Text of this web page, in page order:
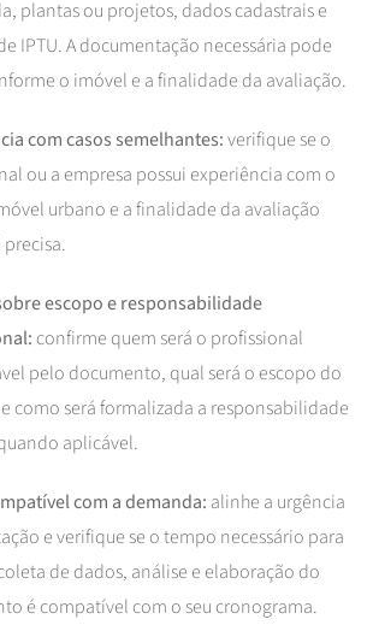
plantas ou projetos, dados cadastrais e
IPTU. A documentação necessária pode
o imóvel e a finalidade da avaliação.
com casos semelhantes:verifique se o
ou a empresa possui experiência com o
urbano e a finalidade da avaliação
escopo e responsabilidade
confirme quem será o profissional
pelo documento, qual será o escopo do
como será formalizada a responsabilidade
aplicável.
com a demanda: alinhe a urgência
e verifique se o tempo necessário para
de dados, análise e elaboração do
é compatível com o seu cronograma.